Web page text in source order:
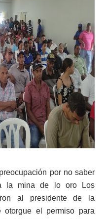
por no saber
la mina de lo oro Los
al presidente de la
otorgue el permiso para